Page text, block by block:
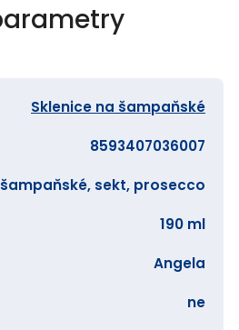
Sklenice na šampaňské
8593407036007
šampaňské, sekt, prosecco
190 ml
Angela
ne